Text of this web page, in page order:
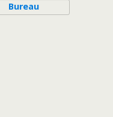
Bureau